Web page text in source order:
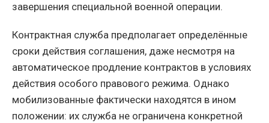
завершения специальной военной операции.
Контрактная служба предполагает определённые
сроки действия соглашения, даже несмотря на
автоматическое продление контрактов в условиях
действия особого правового режима. Однако
мобилизованные фактически находятся в ином
положении: их служба не ограничена конкретной